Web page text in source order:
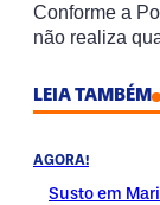
Conforme a
não realiza
LEIA TAMBÉM
AGORA!
Susto em